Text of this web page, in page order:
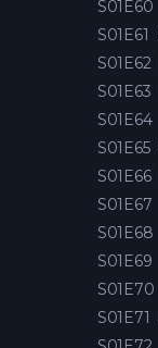
S01E60
S01E61
S01E62
S01E63
S01E64
S01E65
S01E66
S01E67
S01E68
S01E69
S01E70
S01E71